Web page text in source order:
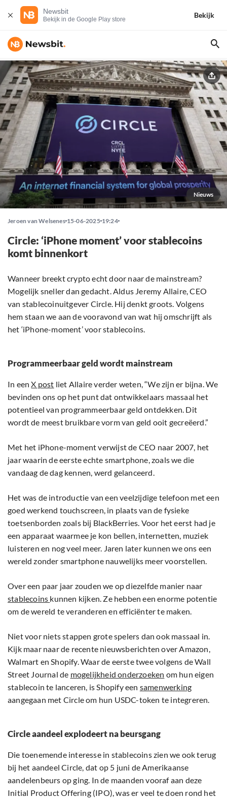
Newsbit
Bekijk in de Google Play store
Bekijk
Nieuws
Jeroen van Welsenes 15-06-2025 19:24
Circle: ‘iPhone moment’ voor stablecoins
komt binnenkort
Wanneer breekt crypto echt door naar de mainstream?
Mogelijk sneller dan gedacht. Aldus Jeremy Allaire, CEO
van stablecoinuitgever Circle. Hij denkt groots. Volgens
hem staan we aan de vooravond van wat hij omschrijft als
het ‘iPhone-moment’ voor stablecoins.
Programmeerbaar geld wordt mainstream
In eenX post liet Allaire verder weten, “We zijn er bijna. We
bevinden ons op het punt dat ontwikkelaars massaal het
potentieel van programmeerbaar geld ontdekken. Dit
wordt de meest bruikbare vorm van geld ooit gecreëerd.”
Met het iPhone-moment verwijst de CEO naar 2007, het
jaar waarin de eerste echte smartphone, zoals we die
vandaag de dag kennen, werd gelanceerd.
Het was de introductie van een veelzijdige telefoon met een
goed werkend touchscreen, in plaats van de fysieke
toetsenborden zoals bij BlackBerries. Voor het eerst had je
een apparaat waarmee je kon bellen, internetten, muziek
luisteren en nog veel meer. Jaren later kunnen we ons een
wereld zonder smartphone nauwelijks meer voorstellen.
Over een paar jaar zouden we op diezelfde manier naar
stablecoins kunnen kijken. Ze hebben een enorme potentie
om de wereld te veranderen en efficiënter te maken.
Niet voor niets stappen grote spelers dan ook massaal in.
Kijk maar naar de recente nieuwsberichten over Amazon,
Walmart en Shopify. Waar de eerste twee volgens de Wall
Street Journal de mogelijkheid onderzoeken om hun eigen
stablecoin te lanceren, is Shopify een samenwerking
aangegaan met Circle om hun USDC-token te integreren.
Circle aandeel explodeert na beursgang
Die toenemende interesse in stablecoins zien we ook terug
bij het aandeel Circle, dat op 5 juni de Amerikaanse
aandelenbeurs op ging. In de maanden vooraf aan deze
Initial Product Offering (IPO), was er veel te doen rond het